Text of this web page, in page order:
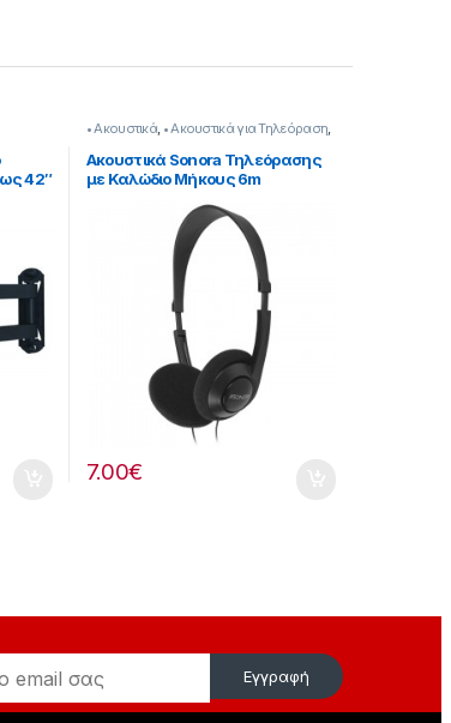
42″
• Ακουστικά, • Ακουστικά για Τηλεόραση
Εικόνα & Ήχος
Ακουστικά Sonora Τηλεόρασης
με Καλώδιο Μήκους 6m
7.00€
Εγγραφή